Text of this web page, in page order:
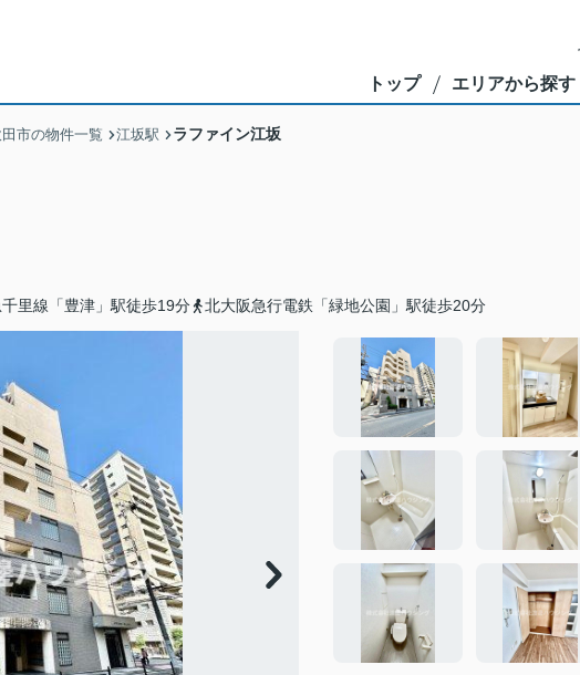
トップ エリアから探す
田市の物件一覧 江坂駅 ラファイン江坂
千里線「豊津」駅徒歩19分 北大阪急行電鉄「緑地公園」駅徒歩20分